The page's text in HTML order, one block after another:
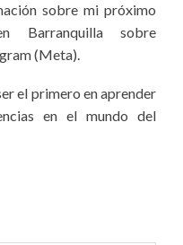
sobre mi próximo
Barranquilla sobre
(Meta).
el primero en aprender
en el mundo del